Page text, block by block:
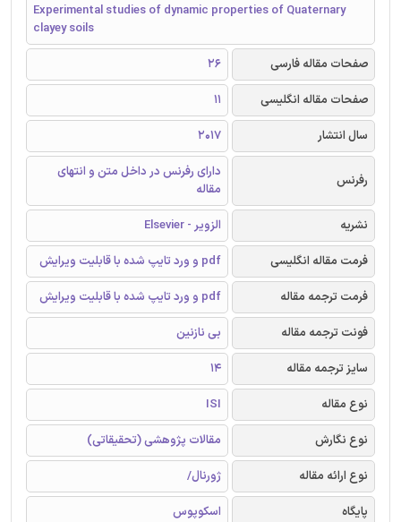
Experimental studies of dynamic properties of Quaternary
clayey soils
صفحات مقاله فارسی
26
صفحات مقاله انگلیسی
11
سال انتشار
2017
رفرنس
دارای رفرنس در داخل متن و انتهای
مقاله
نشریه
الزویر - Elsevier
فرمت مقاله انگلیسی
pdf و ورد تایپ شده با قابلیت ویرایش
فرمت ترجمه مقاله
pdf و ورد تایپ شده با قابلیت ویرایش
فونت ترجمه مقاله
بی نازنین
سایز ترجمه مقاله
14
نوع مقاله
ISI
نوع نگارش
مقالات پژوهشی (تحقیقاتی)
نوع ارائه مقاله
ژورنال/
پایگاه
اسکوپوس